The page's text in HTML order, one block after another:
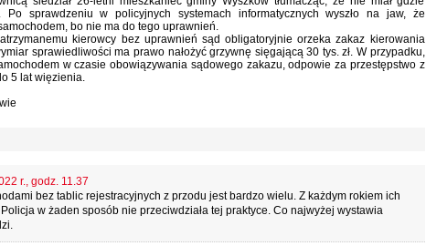
Po sprawdzeniu w policyjnych systemach informatycznych wyszło na jaw, że
bo nie ma do tego uprawnień.
kierowcy bez uprawnień sąd obligatoryjnie orzeka zakaz kierowania
sprawiedliwości ma prawo nałożyć grzywnę sięgającą 30 tys. zł. W przypadku,
w czasie obowiązywania sądowego zakazu, odpowie za przestępstwo z
5 lat więzienia.
r., godz. 11.37
bez tablic rejestracyjnych z przodu jest bardzo wielu. Z każdym rokiem ich
w żaden sposób nie przeciwdziała tej praktyce. Co najwyżej wystawia